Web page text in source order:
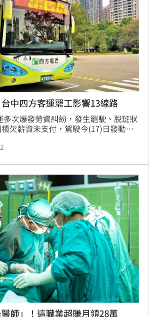
中四方客運罷工影響13線路
多次爆發勞資糾紛，發生罷駛、脫班狀
欠薪資未支付，駕駛今(17)日發動罷
動代駛措施，不過因各家客運也缺駕
也譴責四方客運不負責任，強調如未確
收回全部路權。
師」！這職業超賺月領28萬